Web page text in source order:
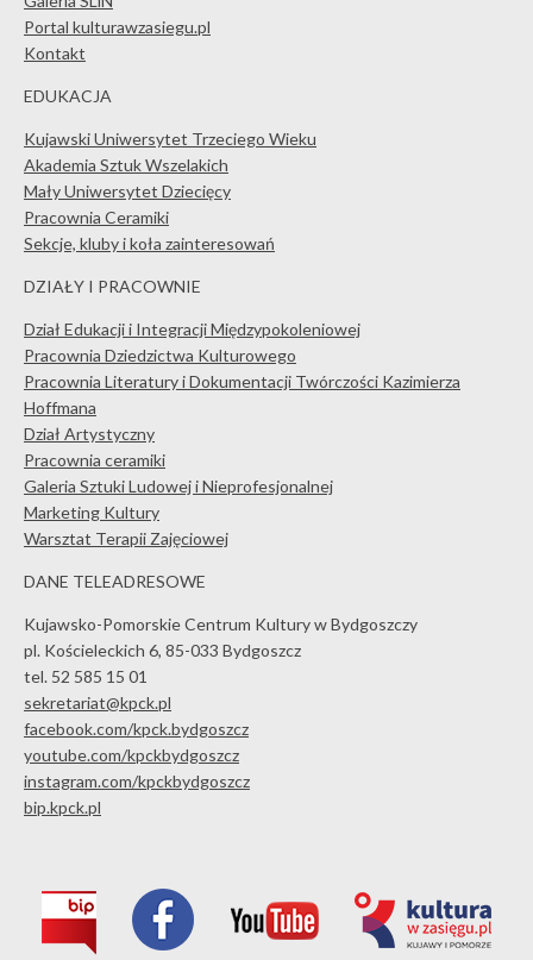
Portal kulturawzasiegu.pl
Kontakt
EDUKACJA
Kujawski Uniwersytet Trzeciego Wieku
Akademia Sztuk Wszelakich
Mały Uniwersytet Dziecięcy
Pracownia Ceramiki
Sekcje, kluby i koła zainteresowań
DZIAŁY I PRACOWNIE
Dział Edukacji i Integracji Międzypokoleniowej
Pracownia Dziedzictwa Kulturowego
Pracownia Literatury i Dokumentacji Twórczości Kazimierza
Hoffmana
Dział Artystyczny
Pracownia ceramiki
Galeria Sztuki Ludowej i Nieprofesjonalnej
Marketing Kultury
Warsztat Terapii Zajęciowej
DANE TELEADRESOWE
Kujawsko-Pomorskie Centrum Kultury w Bydgoszczy
pl. Kościeleckich 6, 85-033 Bydgoszcz
tel. 52 585 15 01
sekretariat@kpck.pl
facebook.com/kpck.bydgoszcz
youtube.com/kpckbydgoszcz
instagram.com/kpckbydgoszcz
bip.kpck.pl